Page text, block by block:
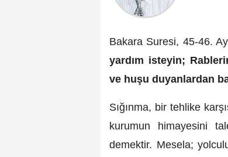
Bakara Suresi, 45-46.
yardım isteyin;
ve huşu duyanlardan
Sığınma, bir tehlike
kurumun himayesini
demektir. Mesela;